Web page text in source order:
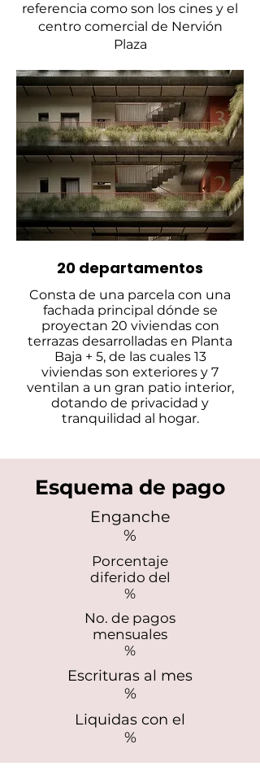
referencia como son los cines y el
centro comercial de Nervión
Plaza
20 departamentos
Consta de una parcela con una
fachada principal dónde se
proyectan 20 viviendas con
terrazas desarrolladas en Planta
Baja + 5, de las cuales 13
viviendas son exteriores y 7
ventilan a un gran patio interior,
dotando de privacidad y
tranquilidad al hogar.
Esquema de pago
Enganche
%
Porcentaje
diferido del
%
No. de pagos
mensuales
%
Escrituras al mes
%
Liquidas con el
%